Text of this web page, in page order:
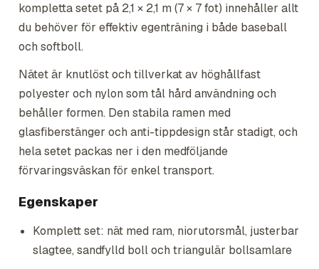
kompletta setet på 2,1 × 2,1 m (7 × 7 fot) innehåller allt
du behöver för effektiv egenträning i både baseball
och softboll.
Nätet är knutlöst och tillverkat av höghållfast
polyester och nylon som tål hård användning och
behåller formen. Den stabila ramen med
glasfiberstänger och anti-tippdesign står stadigt, och
hela setet packas ner i den medföljande
förvaringsväskan för enkel transport.
Egenskaper
Komplett set: nät med ram, niorutorsmål, justerbar
slagtee, sandfylld boll och triangulär bollsamlare